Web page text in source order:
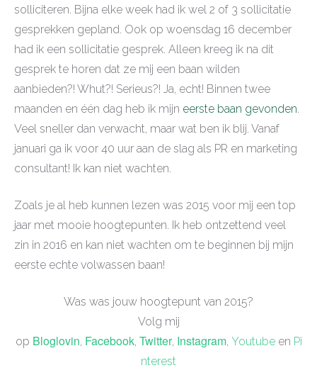
solliciteren. Bijna elke week had ik wel 2 of 3 sollicitatie
gesprekken gepland. Ook op woensdag 16 december
had ik een sollicitatie gesprek. Alleen kreeg ik na dit
gesprek te horen dat ze mij een baan wilden
aanbieden?! Whut?! Serieus?! Ja, echt! Binnen twee
maanden en één dag heb ik mijn eerste baan gevonden.
Veel sneller dan verwacht, maar wat ben ik blij. Vanaf
januari ga ik voor 40 uur aan de slag als PR en marketing
consultant! Ik kan niet wachten.
Zoals je al heb kunnen lezen was 2015 voor mij een top
jaar met mooie hoogtepunten. Ik heb ontzettend veel
zin in 2016 en kan niet wachten om te beginnen bij mijn
eerste echte volwassen baan!
Was was jouw hoogtepunt van 2015?
Volg mij
op Bloglovin, Facebook, Twitter, Instagram, Youtubeen Pi
nterest